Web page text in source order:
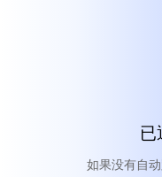
已
如果没有自